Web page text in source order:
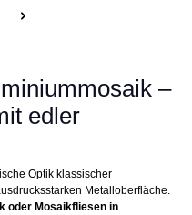
–
edler
Optik klassischer
Metalloberfläche.
oder Mosaikfliesen in